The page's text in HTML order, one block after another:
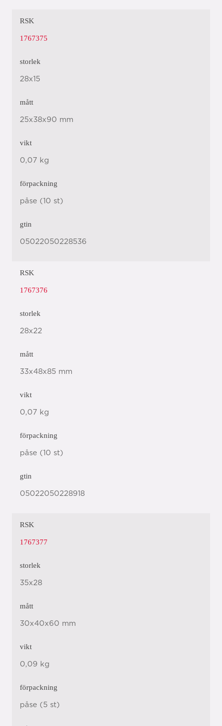
RSK
1767375
storlek
28x15
mått
25x38x90 mm
vikt
0,07 kg
förpackning
påse (10 st)
gtin
05022050228536
RSK
1767376
storlek
28x22
mått
33x48x85 mm
vikt
0,07 kg
förpackning
påse (10 st)
gtin
05022050228918
RSK
1767377
storlek
35x28
mått
30x40x60 mm
vikt
0,09 kg
förpackning
påse (5 st)